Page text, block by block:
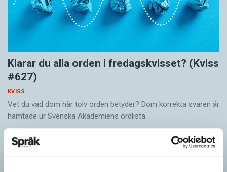
Klarar du alla orden i fredagskvisset? (Kviss
#627)
KVISS
Vet du vad dom här tolv orden betyder? Dom korrekta svaren är
hämtade ur Svenska Akademiens ordlista.